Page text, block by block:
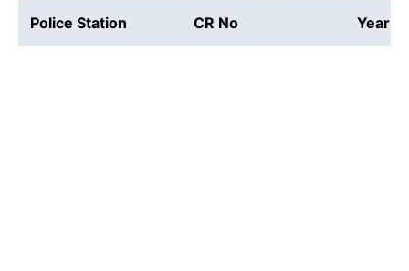
Police Station CR No Year